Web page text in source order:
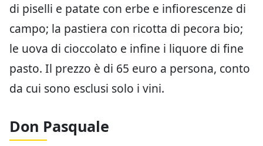
di piselli e patate con erbe e infiorescenze di
campo; la pastiera con ricotta di pecora bio;
le uova di cioccolato e infine i liquore di fine
pasto. Il prezzo è di 65 euro a persona, conto
da cui sono esclusi solo i vini.
Don Pasquale